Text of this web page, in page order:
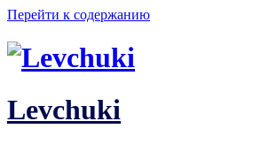
Перейти к содержанию
Levchuki